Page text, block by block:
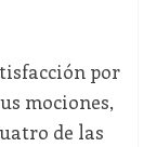
por
mociones,
de las